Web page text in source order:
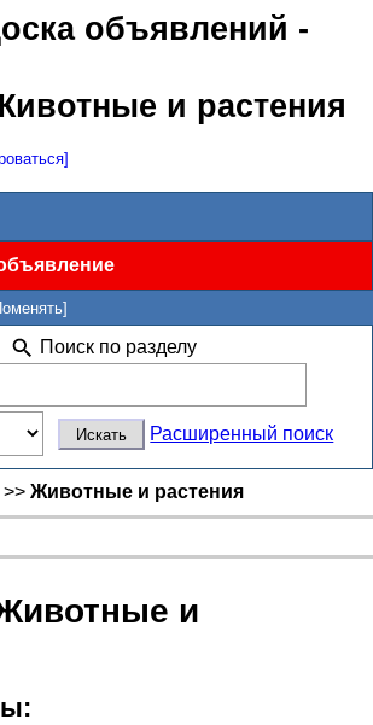
объявлений -
и растения
Поиск по разделу
Расширенный поиск
>> Животные и растения
и